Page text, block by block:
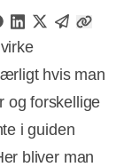
hvis man
og forskellige
i guiden
bliver man